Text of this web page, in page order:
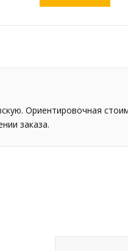
Ориентировочная
заказа.